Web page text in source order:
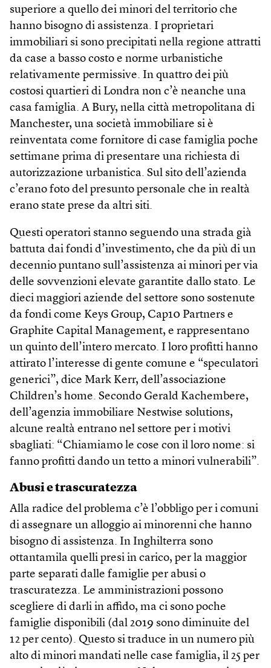
superiore a quello dei minori del territorio che
hanno bisogno di assistenza. I proprietari
immobiliari si sono precipitati nella regione attratti
da case a basso costo e norme urbanistiche
relativamente permissive. In quattro dei più
costosi quartieri di Londra non c’è neanche una
casa famiglia. A Bury, nella città metropolitana di
Manchester, una società immobiliare si è
reinventata come fornitore di case famiglia poche
settimane prima di presentare una richiesta di
autorizzazione urbanistica. Sul sito dell’azienda
c’erano foto del presunto personale che in realtà
erano state prese da altri siti.
Questi operatori stanno seguendo una strada già
battuta dai fondi d’investimento, che da più di un
decennio puntano sull’assistenza ai minori per via
delle sovvenzioni elevate garantite dallo stato. Le
dieci maggiori aziende del settore sono sostenute
da fondi come Keys Group, Cap10 Partners e
Graphite Capital Management, e rappresentano
un quinto dell’intero mercato. I loro profitti hanno
attirato l’interesse di gente comune e “speculatori
generici”, dice Mark Kerr, dell’associazione
Children’s home. Secondo Gerald Kachembere,
dell’agenzia immobiliare Nestwise solutions,
alcune realtà entrano nel settore per i motivi
sbagliati: “Chiamiamo le cose con il loro nome: si
fanno profitti dando un tetto a minori vulnerabili”.
Abusi e trascuratezza
Alla radice del problema c’è l’obbligo per i comuni
di assegnare un alloggio ai minorenni che hanno
bisogno di assistenza. In Inghilterra sono
ottantamila quelli presi in carico, per la maggior
parte separati dalle famiglie per abusi o
trascuratezza. Le amministrazioni possono
scegliere di darli in affido, ma ci sono poche
famiglie disponibili (dal 2019 sono diminuite del
12 per cento). Questo si traduce in un numero più
alto di minori mandati nelle case famiglia, il 25 per